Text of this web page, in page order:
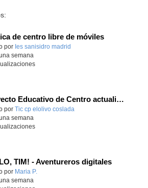
de centro libre de móviles
por Ies sanisidro madrid
semana
Proyecto Educativo de Centro actualizado 2026
por Tic cp elolivo coslada
semana
TIM! - Aventureros digitales
educativo.
por Maria P.
semana